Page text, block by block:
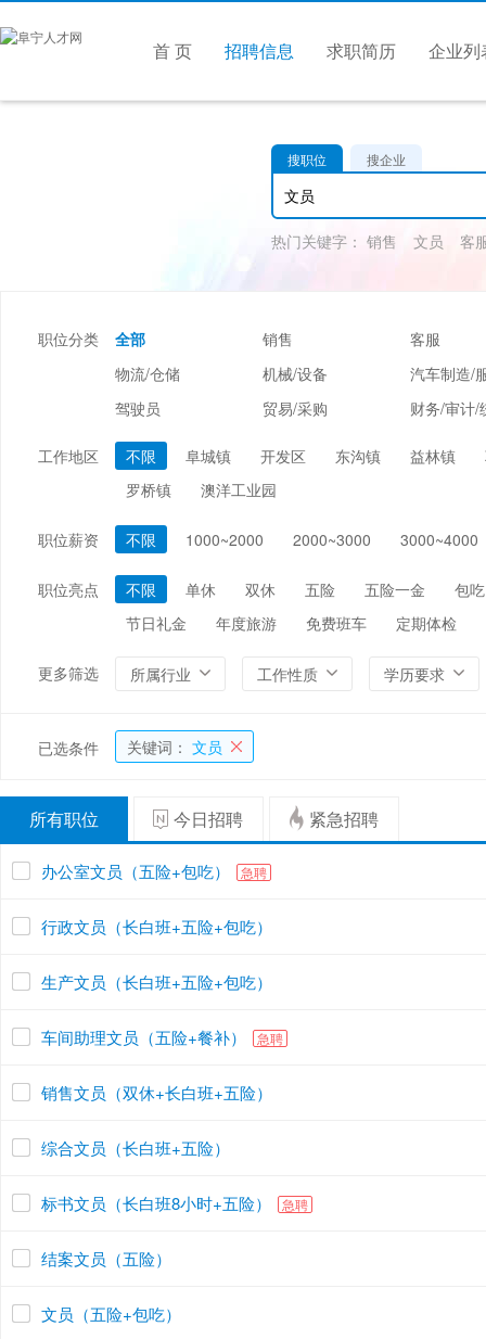
首 页 招聘信息 求职简历 企业列
搜职位 搜企业
热门关键字： 销售 文员 客
职位分类 全部 销售
客服
物流/仓储
机械/设备
汽车制造/
驾驶员
贸易/采购
财务/审计/
美容/美发
市场/媒介/公关
能源/电力/矿产
环保
工作地区 不限 阜城镇 开发区 东沟镇 益林镇
罗桥镇
澳洋工业园
职位薪资 不限 1000~2000 2000~3000 3000~4000
职位亮点 不限 单休 双休 五险 五险一金
包吃
节日礼金
年度旅游 免费班车 定期体检
更多筛选 所属行业 工作性质 学历要求
已选条件 关键词： 文员
所有职位 今日招聘 紧急招聘
办公室文员（五险+包吃） 急聘
行政文员（长白班+五险+包吃）
生产文员（长白班+五险+包吃）
车间助理文员（五险+餐补） 急聘
销售文员（双休+长白班+五险）
综合文员（长白班+五险）
标书文员（长白班8小时+五险） 急聘
结案文员（五险）
文员（五险+包吃）